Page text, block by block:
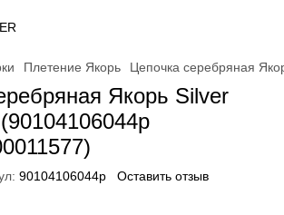
Плетение Якорь Цепочка серебряная
Якорь Silver
90104106044р Оставить отзыв